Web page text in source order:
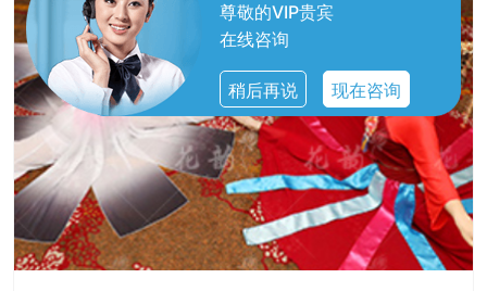
尊敬的VIP贵宾
在线咨询
稍后再说 现在咨询